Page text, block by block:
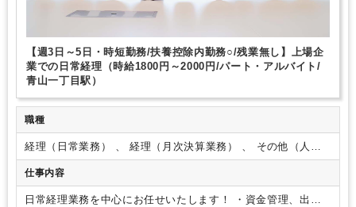
【週3日～5日・時短勤務/扶養控除内勤務○/残業無し】上場企
業での日常経理（時給1800円～2000円/パート・アルバイト/
青山一丁目駅）
職種
経理（日常業務） 、 経理（月次決算業務） 、 その他（人
事・総務）
仕事内容
日常経理業務を中心にお任せいたします！
・資金管理、出納